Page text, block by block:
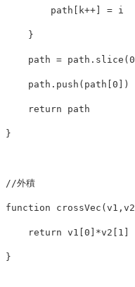
path k++ = i
}
path = path . slice ( 0
path . push ( path 0 ])
return path
}
//外積
function crossVec ( v1 , v2
return v1 0 *v2 1
}